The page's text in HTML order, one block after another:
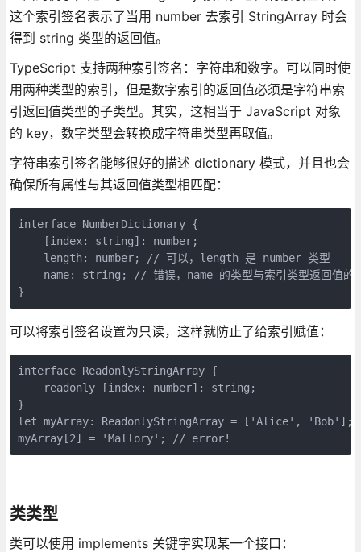
这个索引签名表示了当用 number 去索引 StringArray 时会
得到 string 类型的返回值。
TypeScript 支持两种索引签名：字符串和数字。可以同时使
用两种类型的索引，但是数字索引的返回值必须是字符串索
引返回值类型的子类型。其实，这相当于 JavaScript 对象
的 key，数字类型会转换成字符串类型再取值。
字符串索引签名能够很好的描述 dictionary 模式，并且也会
确保所有属性与其返回值类型相匹配：
interface NumberDictionary {
    [index: string]: number;
    length: number; // 可以，length 是 number 类型
name: string; // 错误，name 的类型与索引类型返回值的
}
可以将索引签名设置为只读，这样就防止了给索引赋值：
interface ReadonlyStringArray {
    readonly [index: number]: string;
}
let myArray: ReadonlyStringArray = ['Alice', 'Bob'];
myArray[2] = 'Mallory'; // error!
类类型
类可以使用 implements 关键字实现某一个接口：